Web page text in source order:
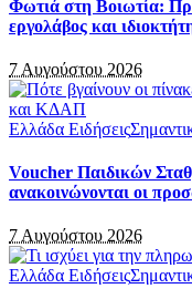
Φωτιά στη Βοιωτία:
εργολάβος και
7 Αυγούστου 2026
Ελλάδα Ειδήσεις
Voucher Παιδικών
ανακοινώνονται οι
7 Αυγούστου 2026
Ελλάδα Ειδήσεις